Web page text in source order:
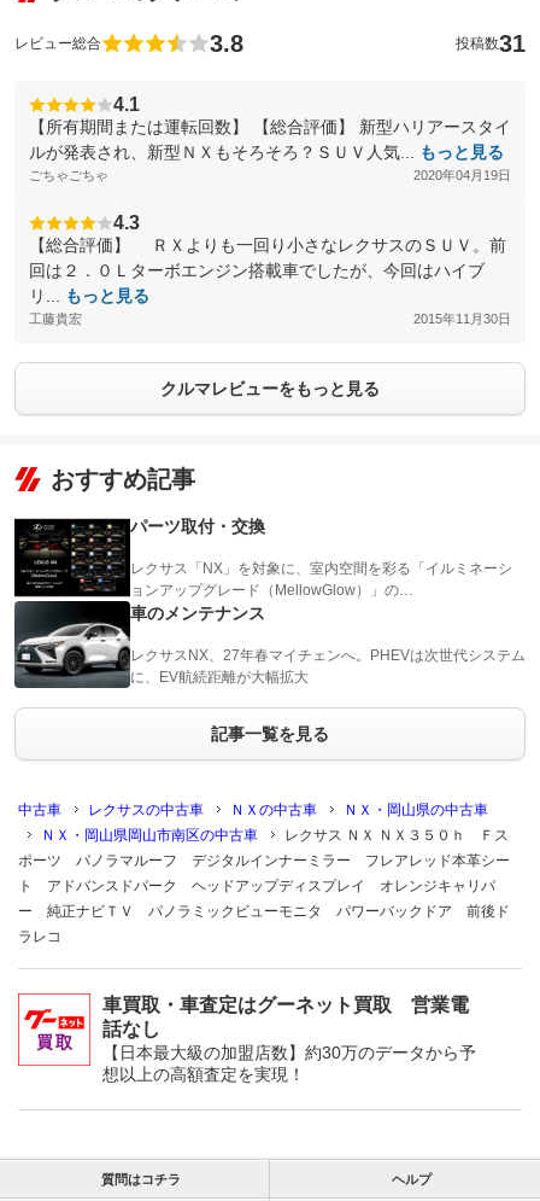
レビュー総合 3.8 投稿数31
4.1
【所有期間または運転回数】 【総合評価】 新型ハリアースタイ
ルが発表され、新型ＮＸもそろそろ？ＳＵＶ人気...
もっと見る
ごちゃごちゃ 2020年04月19日
4.3
【総合評価】 ＲＸよりも一回り小さなレクサスのＳＵＶ。前
回は２．０Ｌターボエンジン搭載車でしたが、今回はハイブ
リ...
もっと見る
工藤貴宏 2015年11月30日
クルマレビューをもっと見る
おすすめ記事
パーツ取付・交換
レクサス「NX」を対象に、室内空間を彩る「イルミネーシ
ョンアップグレード（MellowGlow）」の…
車のメンテナンス
レクサスNX、27年春マイチェンへ。PHEVは次世代システム
に、EV航続距離が大幅拡大
記事一覧を見る
中古車 レクサスの中古車 ＮＸの中古車
ＮＸ・岡山県の中古車
ＮＸ・岡山県岡山市南区の中古車
レクサス ＮＸ ＮＸ３５０ｈ Ｆス
ポーツ パノラマルーフ デジタルインナーミラー フレアレッド本革シー
ト アドバンスドパーク ヘッドアップディスプレイ オレンジキャリパ
ー 純正ナビＴＶ パノラミックビューモニタ パワーバックドア 前後ド
ラレコ
車買取・車査定はグーネット買取 営業電
話なし
【日本最大級の加盟店数】約30万のデータから予
想以上の高額査定を実現！
質問はコチラ ヘルプ